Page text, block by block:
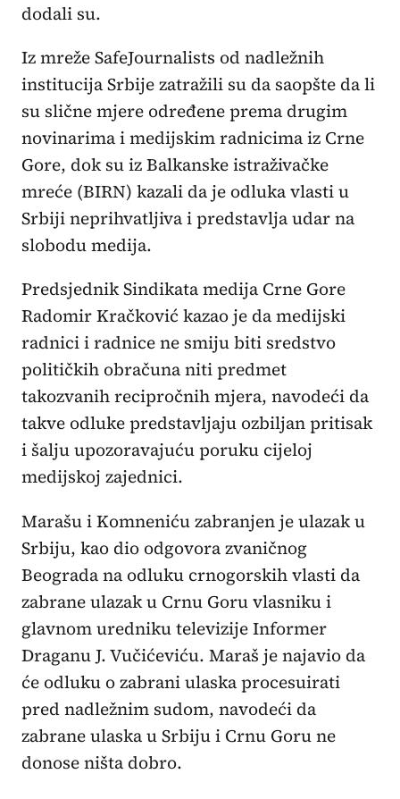
dodali su.
Iz mreže SafeJournalists od nadležnih
institucija Srbije zatražili su da saopšte da li
su slične mjere određene prema drugim
novinarima i medijskim radnicima iz Crne
Gore, dok su iz Balkanske istraživačke
mreće (BIRN) kazali da je odluka vlasti u
Srbiji neprihvatljiva i predstavlja udar na
slobodu medija.
Predsjednik Sindikata medija Crne Gore
Radomir Kračković kazao je da medijski
radnici i radnice ne smiju biti sredstvo
političkih obračuna niti predmet
takozvanih recipročnih mjera, navodeći da
takve odluke predstavljaju ozbiljan pritisak
i šalju upozoravajuću poruku cijeloj
medijskoj zajednici.
Marašu i Komneniću zabranjen je ulazak u
Srbiju, kao dio odgovora zvaničnog
Beograda na odluku crnogorskih vlasti da
zabrane ulazak u Crnu Goru vlasniku i
glavnom uredniku televizije Informer
Draganu J. Vučićeviću. Maraš je najavio da
će odluku o zabrani ulaska procesuirati
pred nadležnim sudom, navodeći da
zabrane ulaska u Srbiju i Crnu Goru ne
donose ništa dobro.